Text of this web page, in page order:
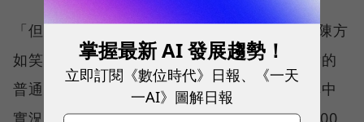
「但當時最大的難點，就是一本賣690元」，陳方
如笑說，對於一般人來說，這日曆是一本略貴的
普通商品，沒想到對粉絲有極大的誘惑力，其中
實況主Yuci的日曆銷最好，2天就賣了800～900
掌握最新 AI 發展趨勢！
立即訂閱《數位時代》日報、《一天
一AI》圖解日報